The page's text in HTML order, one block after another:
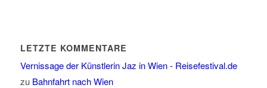
LETZTE KOMMENTARE
Vernissage der Künstlerin Jaz in Wien - Reisefestival.de
zu Bahnfahrt nach Wien